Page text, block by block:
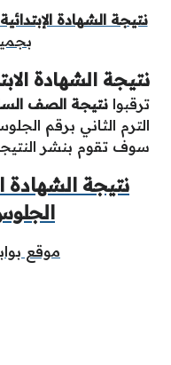
نتيجة الشهادة
نتيجة الشهادة
ترقبوا نتيجة الصف
الترم الثاني برقم
سوف تقوم بنشر
نتيجة الشهادة
موقع